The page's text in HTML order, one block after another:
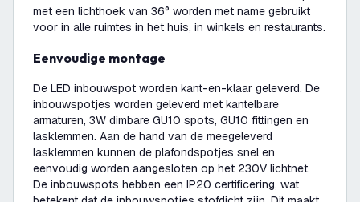
met een lichthoek van 36° worden met name gebruikt
voor in alle ruimtes in het huis, in winkels en restaurants.
Eenvoudige montage
De LED inbouwspot worden kant-en-klaar geleverd. De
inbouwspotjes worden geleverd met kantelbare
armaturen, 3W dimbare GU10 spots, GU10 fittingen en
lasklemmen. Aan de hand van de meegeleverd
lasklemmen kunnen de plafondspotjes snel en
eenvoudig worden aangesloten op het 230V lichtnet.
De inbouwspots hebben een IP20 certificering, wat